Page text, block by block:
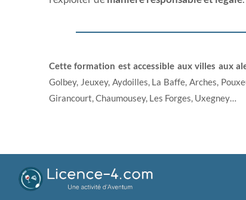
Cette formation est accessible aux villes aux
Golbey, Jeuxey, Aydoilles, La Baffe, Arches,
Girancourt, Chaumousey, Les Forges, Uxegney…